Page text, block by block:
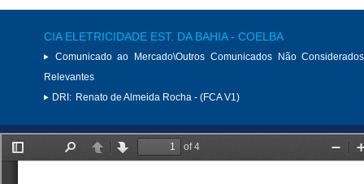
CIA ELETRICIDADE EST. DA BAHIA - COELBA
Comunicado ao Mercado\Outros Comunicados Não
Relevantes
DRI: Renato de Almeida Rocha - (FCA V1)